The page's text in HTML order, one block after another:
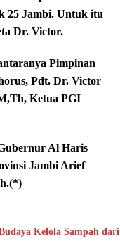
25 Jambi. Untuk itu
Dr. Victor.
Pimpinan
Pdt. Dr. Victor
Ketua PGI
Al Haris
Jambi Arief
Kelola Sampah dari